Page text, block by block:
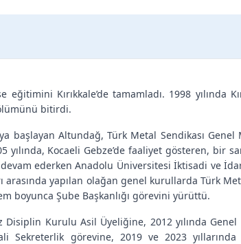
eğitimini Kırıkkale’de tamamladı. 1998 yılında
bitirdi.
başlayan Altundağ, Türk Metal Sendikası
yılında, Kocaeli Gebze’de faaliyet gösteren, bir
devam ederken Anadolu Üniversitesi İktisadi ve
arasında yapılan olağan genel kurullarda Türk
boyunca Şube Başkanlığı görevini yürüttü.
Disiplin Kurulu Asil Üyeliğine, 2012 yılında
Sekreterlik görevine, 2019 ve 2023